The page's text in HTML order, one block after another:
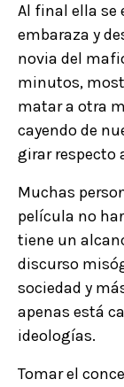
Al final ella se
embaraza y
novia del
minutos,
matar a otra
cayendo de
girar respecto
Muchas
película no
tiene un
discurso
sociedad y
apenas está
ideologías.
Tomar el